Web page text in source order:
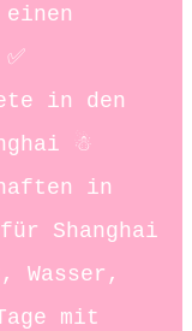
in den
☃
in
Shanghai
Wasser,
mit